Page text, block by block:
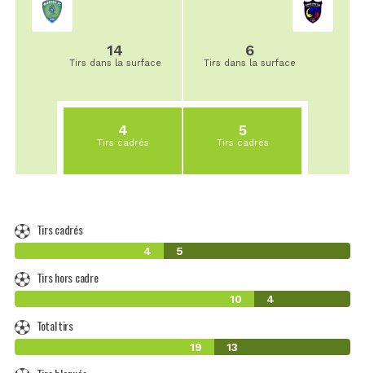
14
Tirs dans la surface
4
Tirs cadrés
6
Tirs dans la surface
5
Tirs cadrés
Tirs cadrés
4 5
Tirs hors cadre
10 4
Total tirs
19 13